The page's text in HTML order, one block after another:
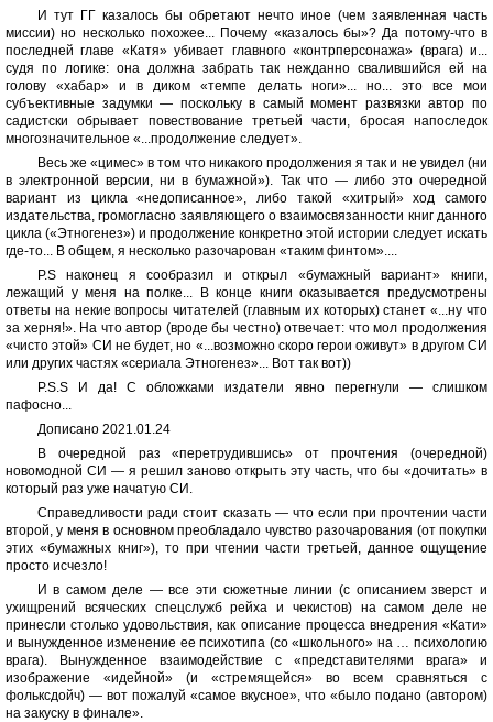
И тут ГГ казалось бы обретают нечто иное (чем заявленная часть
миссии) но несколько похожее... Почему «казалось бы»? Да потому-что в
последней главе «Катя» убивает главного «контрперсонажа» (врага) и...
судя по логике: она должна забрать так нежданно свалившийся ей на
голову «хабар» и в диком «темпе делать ноги»... но... это все мои
субъективные задумки — поскольку в самый момент развязки автор по
садистски обрывает повествование третьей части, бросая напоследок
многозначительное «...продолжение следует».
Весь же «цимес» в том что никакого продолжения я так и не увидел (ни
в электронной версии, ни в бумажной»). Так что — либо это очередной
вариант из цикла «недописанное», либо такой «хитрый» ход самого
издательства, громогласно заявляющего о взаимосвязанности книг данного
цикла («Этногенез») и продолжение конкретно этой истории следует искать
где-то... В общем, я несколько разочарован «таким финтом»....
P.S наконец я сообразил и открыл «бумажный вариант» книги,
лежащий у меня на полке... В конце книги оказывается предусмотрены
ответы на некие вопросы читателей (главным их которых) станет «...ну что
за херня!». На что автор (вроде бы честно) отвечает: что мол продолжения
«чисто этой» СИ не будет, но «...возможно скоро герои оживут» в другом СИ
или других частях «сериала Этногенез»... Вот так вот))
P.S.S И да! С обложками издатели явно перегнули — слишком
пафосно...
Дописано 2021.01.24
В очередной раз «перетрудившись» от прочтения (очередной)
новомодной СИ — я решил заново открыть эту часть, что бы «дочитать» в
который раз уже начатую СИ.
Справедливости ради стоит сказать — что если при прочтении части
второй, у меня в основном преобладало чувство разочарования (от покупки
этих «бумажных книг»), то при чтении части третьей, данное ощущение
просто исчезло!
И в самом деле — все эти сюжетные линии (с описанием зверст и
ухищрений всяческих спецслужб рейха и чекистов) на самом деле не
принесли столько удовольствия, как описание процесса внедрения «Кати»
и вынужденное изменение ее психотипа (со «школьного» на … психологию
врага). Вынужденное взаимодействие с «представителями врага» и
изображение «идейной» (и «стремящейся» во всем сравняться с
фольксдойч) — вот пожалуй «самое вкусное», что «было подано (автором)
на закуску в финале».